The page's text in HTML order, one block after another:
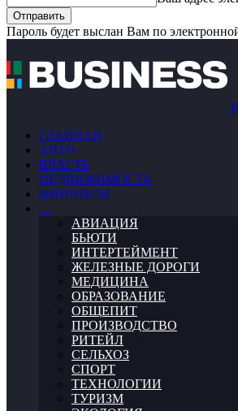
Пароль будет выслан Вам по
ГЛАВНАЯ
АВТО
ВЛАСТЬ
НЕДВИЖИМОСТЬ
ФИНАНСЫ
…
АВИАЦИЯ
БЬЮТИ
ИНТЕРТЕЙМЕНТ
ЖЕЛЕЗНЫЕ ДОРОГИ
МЕДИЦИНА
ОБРАЗОВАНИЕ
ОБЩЕПИТ
ПРОИЗВОДСТВО
РИТЕЙЛ
СЕЛЬХОЗ
СПОРТ
ТЕХНОЛОГИИ
ТУРИЗМ